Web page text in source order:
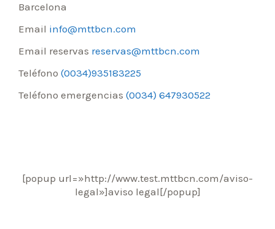
Barcelona
Email info@mttbcn.com
Email reservas reservas@mttbcn.com
Teléfono (0034)935183225
Teléfono emergencias (0034) 647930522
[popup url=»http://www.test.mttbcn.com/aviso-
legal»]aviso legal[/popup]